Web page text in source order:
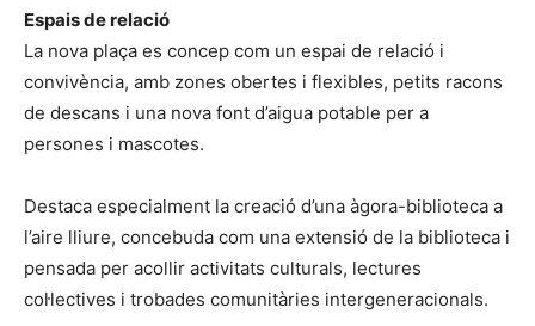
Espais de relació
La nova plaça es concep com un espai de relació i
convivència, amb zones obertes i flexibles, petits racons
de descans i una nova font d’aigua potable per a
persones i mascotes.
Destaca especialment la creació d’una àgora-biblioteca a
l’aire lliure, concebuda com una extensió de la biblioteca i
pensada per acollir activitats culturals, lectures
col·lectives i trobades comunitàries intergeneracionals.